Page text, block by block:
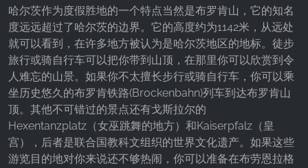
哈尔茨作为度假胜地的一个特点当然是布罗肯山，它的知名
度远远超过了哈尔茨的边界。它的高度约为1142米，从远处
就可以看到，在许多地方被认为是哈尔茨地区的地标。徒步
旅行或骑自行车可以把你带到山顶，在那里你可以欣赏到令
人难忘的山景。如果你不太擅长步行或骑自行车，你可以乘
坐历史悠久的布罗肯铁路(Brockenbahn)列车到达布罗肯山
顶。其他不可错过的景点还有戈斯拉尔的
Hexentanzplatz（女巫跳舞的地方）和Kaiserpfalz（皇
宫），后者是联合国教科文组织的世界文化遗产。如果这些
游览目的地对你来说还不够热闹，你可以准备在布劳恩拉格